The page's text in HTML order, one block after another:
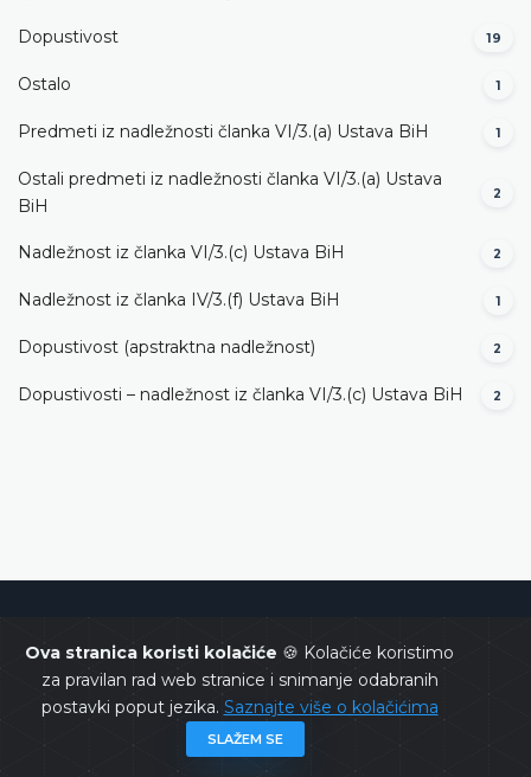
Ova stranica koristi kolačiće 🍪 Kolačiće koristimo
za pravilan rad web stranice i snimanje odabranih
postavki poput jezika. Saznajte više o kolačićima
SLAŽEM SE
Dopustivost 19
Ostalo 1
Predmeti iz nadležnosti članka VI/3.(a) Ustava BiH 1
Ostali predmeti iz nadležnosti članka VI/3.(a) Ustava
BiH
2
Nadležnost iz članka VI/3.(c) Ustava BiH 2
Nadležnost iz članka IV/3.(f) Ustava BiH 1
Dopustivost (apstraktna nadležnost) 2
Dopustivosti – nadležnost iz članka VI/3.(c) Ustava BiH 2
Ustavni sud BiH